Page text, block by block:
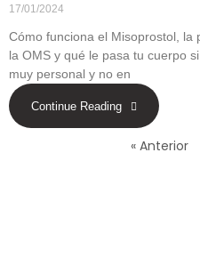
17/01/2024
Cómo funciona el Misoprostol,
la OMS y qué le pasa tu cuerpo
muy personal y no en
Continue Reading
« Anterior